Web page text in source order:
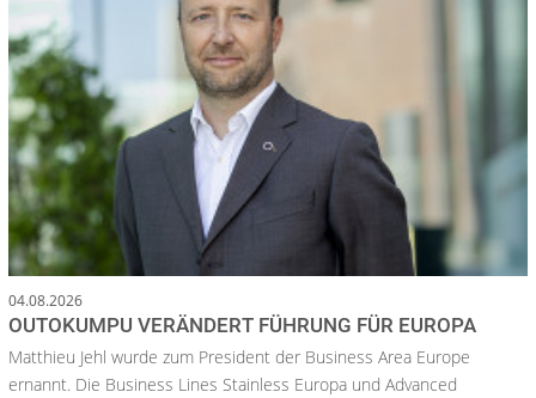
04.08.2026
OUTOKUMPU VERÄNDERT FÜHRUNG FÜR EUROPA
Matthieu Jehl wurde zum President der Business Area Europe
ernannt. Die Business Lines Stainless Europa und Advanced